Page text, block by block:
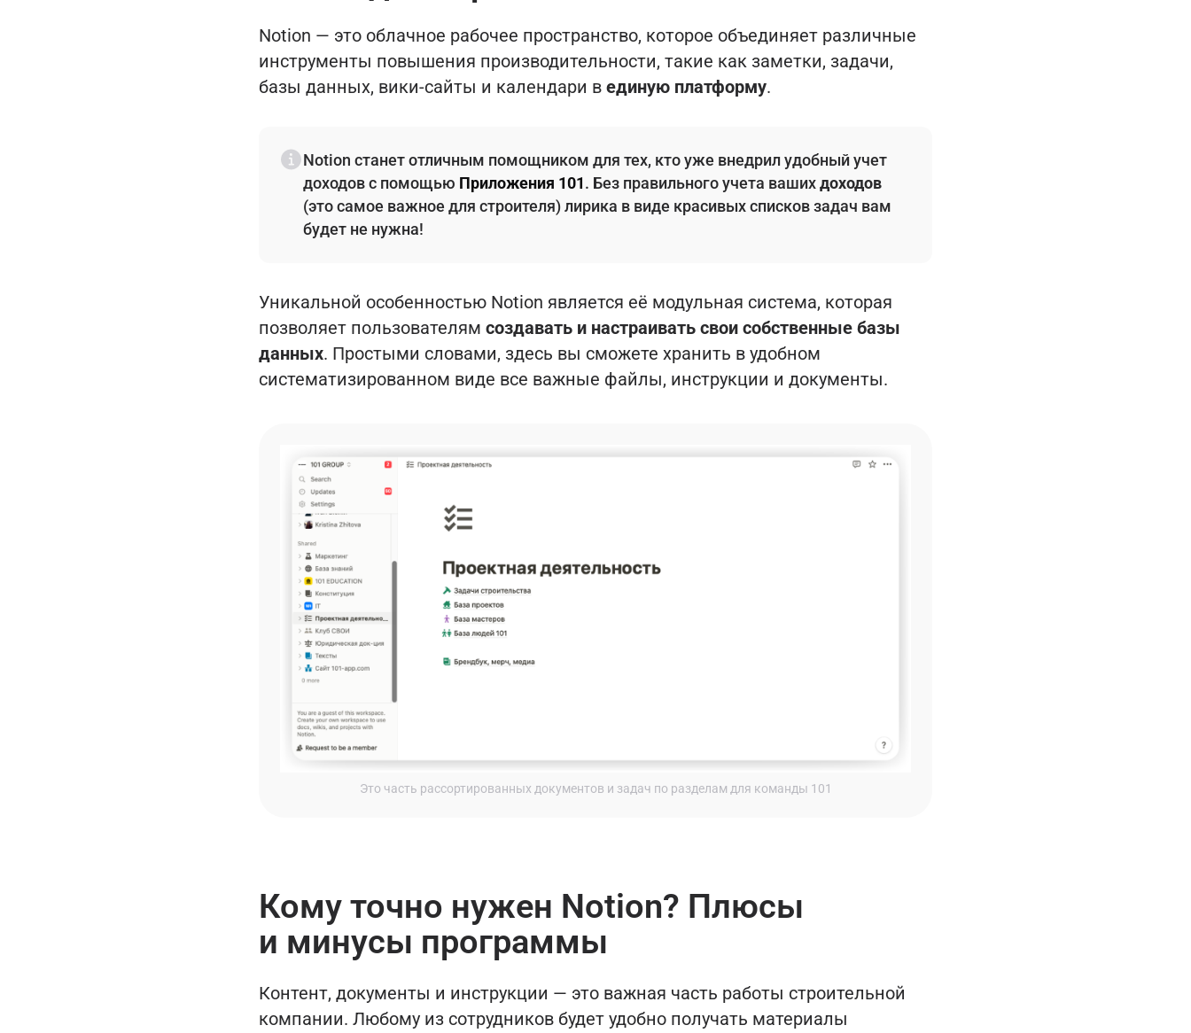
Notion — это облачное рабочее пространство, которое объединяет различные
инструменты повышения производительности, такие как заметки, задачи,
базы данных, вики-сайты и календари в единую платформу.
Notion станет отличным помощником для тех, кто уже внедрил удобный учет
доходов с помощью Приложения 101. Без правильного учета вашихдоходов
(это самое важное для строителя) лирика в виде красивых списков задач вам
будет не нужна!
Уникальной особенностью Notion является её модульная система, которая
позволяет пользователям создавать и настраивать свои собственные базы
данных. Простыми словами, здесь вы сможете хранить в удобном
систематизированном виде все важные файлы, инструкции и документы.
Это часть рассортированных документов и задач по разделам для команды 101
Кому точно нужен Notion? Плюсы
и минусы программы
Контент, документы и инструкции — это важная часть работы строительной
компании. Любому из сотрудников будет удобно получать материалы